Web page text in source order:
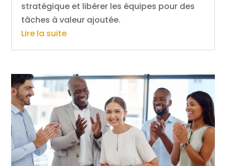
stratégique et libérer les équipes pour des
tâches à valeur ajoutée.
Lire la suite